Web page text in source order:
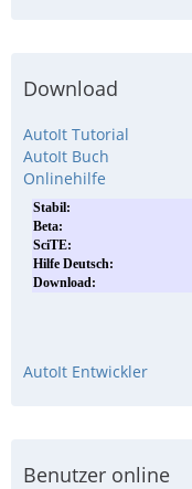
Download
AutoIt Tutorial
AutoIt Buch
Onlinehilfe
AutoIt Entwickler
Benutzer online